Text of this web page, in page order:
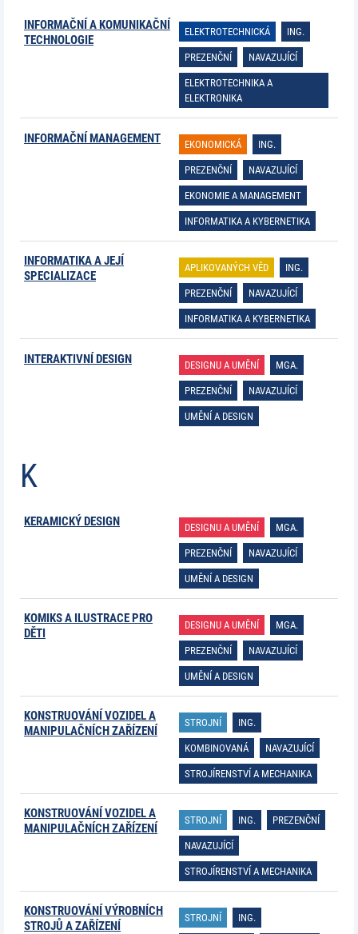
INFORMAČNÍ A KOMUNIKAČNÍ
TECHNOLOGIE
ELEKTROTECHNICKÁ ING.
PREZENČNÍ NAVAZUJÍCÍ
ELEKTROTECHNIKA A
ELEKTRONIKA
INFORMAČNÍ MANAGEMENT EKONOMICKÁ ING.
PREZENČNÍ NAVAZUJÍCÍ
EKONOMIE A MANAGEMENT
INFORMATIKA A KYBERNETIKA
INFORMATIKA A JEJÍ
SPECIALIZACE
APLIKOVANÝCH VĚD ING.
PREZENČNÍ NAVAZUJÍCÍ
INFORMATIKA A KYBERNETIKA
INTERAKTIVNÍ DESIGN DESIGNU A UMĚNÍ MGA.
PREZENČNÍ NAVAZUJÍCÍ
UMĚNÍ A DESIGN
K
KERAMICKÝ DESIGN DESIGNU A UMĚNÍ MGA.
PREZENČNÍ NAVAZUJÍCÍ
UMĚNÍ A DESIGN
KOMIKS A ILUSTRACE PRO
DĚTI
DESIGNU A UMĚNÍ MGA.
PREZENČNÍ NAVAZUJÍCÍ
UMĚNÍ A DESIGN
KONSTRUOVÁNÍ VOZIDEL A
MANIPULAČNÍCH ZAŘÍZENÍ
STROJNÍ ING.
KOMBINOVANÁ NAVAZUJÍCÍ
STROJÍRENSTVÍ A MECHANIKA
KONSTRUOVÁNÍ VOZIDEL A
MANIPULAČNÍCH ZAŘÍZENÍ
STROJNÍ ING. PREZENČNÍ
NAVAZUJÍCÍ
STROJÍRENSTVÍ A MECHANIKA
KONSTRUOVÁNÍ VÝROBNÍCH
STROJŮ A ZAŘÍZENÍ
STROJNÍ ING.